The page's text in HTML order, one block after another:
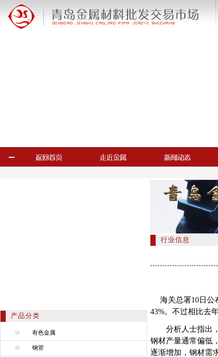
产品分类
有色金属
钢管
行业信息
海关总署10日公
43%。不过相比去
分析人士指出，
钢材产量通常偏低
逐渐增加，钢材需